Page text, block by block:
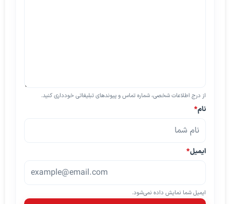
از درج اطلاعات شخصی، شماره تماس و پیوندهای تبلیغاتی خودداری کنید.
نام*
ایمیل*
ایمیل شما نمایش داده نمی‌شود.